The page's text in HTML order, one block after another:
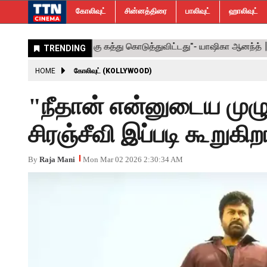
கோலிவுட் சின்னத்திரை பாலிவுட் ஹாலிவுட்
HOME கோலிவுட் (KOLLYWOOD)
"நீதான் என்னுடைய
சிரஞ்சீவி இப்படி
By Raja Mani Mon Mar 02 2026 2:30:34 AM